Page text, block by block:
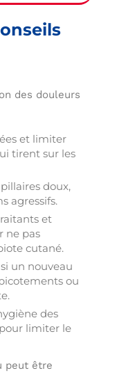
des douleurs
et limiter
tirent sur les
doux,
agressifs.
et
ne pas
cutané.
un nouveau
ou
des
limiter le
peut être